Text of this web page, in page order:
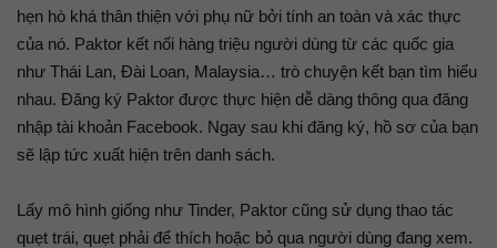
hẹn hò khá thân thiện với phụ nữ bởi tính an toàn và xác thực
của nó. Paktor kết nối hàng triệu người dùng từ các quốc gia
như Thái Lan, Đài Loan, Malaysia… trò chuyện kết bạn tìm hiểu
nhau. Đăng ký Paktor được thực hiện dễ dàng thông qua đăng
nhập tài khoản Facebook. Ngay sau khi đăng ký, hồ sơ của bạn
sẽ lập tức xuất hiện trên danh sách.
Lấy mô hình giống như Tinder, Paktor cũng sử dụng thao tác
quẹt trái, quẹt phải để thích hoặc bỏ qua người dùng đang xem.